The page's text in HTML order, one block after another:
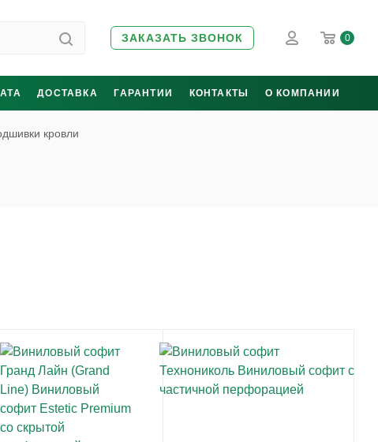
ЗАКАЗАТЬ ЗВОНОК 0
ДОСТАВКА ГАРАНТИИ КОНТАКТЫ О КОМПАНИИ
кровли